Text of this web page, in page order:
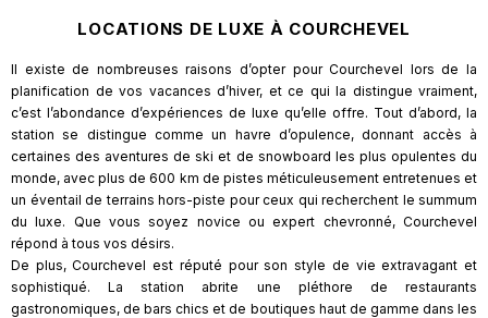
LOCATIONS DE LUXE À COURCHEVEL
Il existe de nombreuses raisons d’opter pour Courchevel lors de la
planification de vos vacances d’hiver, et ce qui la distingue vraiment,
c’est l’abondance d’expériences de luxe qu’elle offre. Tout d’abord, la
station se distingue comme un havre d’opulence, donnant accès à
certaines des aventures de ski et de snowboard les plus opulentes du
monde, avec plus de 600 km de pistes méticuleusement entretenues et
un éventail de terrains hors-piste pour ceux qui recherchent le summum
du luxe. Que vous soyez novice ou expert chevronné, Courchevel
répond à tous vos désirs.
De plus, Courchevel est réputé pour son style de vie extravagant et
sophistiqué. La station abrite une pléthore de restaurants
gastronomiques, de bars chics et de boutiques haut de gamme dans les